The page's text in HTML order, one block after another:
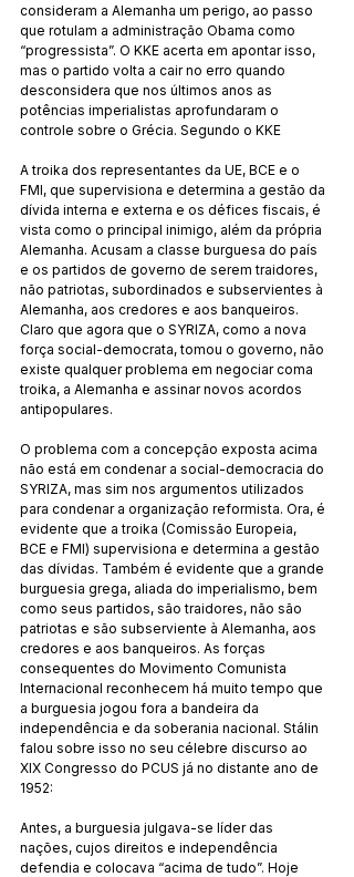
consideram a Alemanha um perigo, ao passo
que rotulam a administração Obama como
“progressista”. O KKE acerta em apontar isso,
mas o partido volta a cair no erro quando
desconsidera que nos últimos anos as
potências imperialistas aprofundaram o
controle sobre o Grécia. Segundo o KKE
A troika dos representantes da UE, BCE e o
FMI, que supervisiona e determina a gestão da
dívida interna e externa e os défices fiscais, é
vista como o principal inimigo, além da própria
Alemanha. Acusam a classe burguesa do país
e os partidos de governo de serem traidores,
não patriotas, subordinados e subservientes à
Alemanha, aos credores e aos banqueiros.
Claro que agora que o SYRIZA, como a nova
força social-democrata, tomou o governo, não
existe qualquer problema em negociar coma
troika, a Alemanha e assinar novos acordos
antipopulares.
O problema com a concepção exposta acima
não está em condenar a social-democracia do
SYRIZA, mas sim nos argumentos utilizados
para condenar a organização reformista. Ora, é
evidente que a troika (Comissão Europeia,
BCE e FMI) supervisiona e determina a gestão
das dívidas. Também é evidente que a grande
burguesia grega, aliada do imperialismo, bem
como seus partidos, são traidores, não são
patriotas e são subserviente à Alemanha, aos
credores e aos banqueiros. As forças
consequentes do Movimento Comunista
Internacional reconhecem há muito tempo que
a burguesia jogou fora a bandeira da
independência e da soberania nacional. Stálin
falou sobre isso no seu célebre discurso ao
XIX Congresso do PCUS já no distante ano de
1952:
Antes, a burguesia julgava-se líder das
nações, cujos direitos e independência
defendia e colocava “acima de tudo”. Hoje